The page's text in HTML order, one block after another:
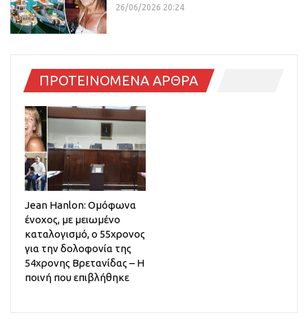
26/06/2026 20:24
ΠΡΟΤΕΙΝΟΜΕΝΑ ΑΡΘΡΑ
Jean Hanlon: Ομόφωνα
ένοχος, με μειωμένο
καταλογισμό, ο 55χρονος
για την δολοφονία της
54χρονης Βρετανίδας – Η
ποινή που επιβλήθηκε